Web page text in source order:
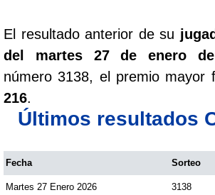
Super Chontico Noche
El resultado anterior de su
del martes 27 de enero
número 3138, el premio mayor
216.
Últimos resultados
Fecha Sorteo
Martes 27 Enero 2026 3138